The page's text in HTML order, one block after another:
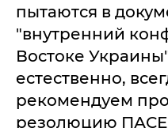
пытаются в
"внутренний
Востоке
естественно,
рекомендуем
резолюцию